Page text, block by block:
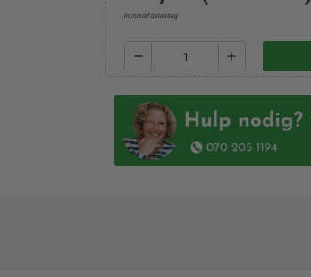
Inclusief belasting
remove add